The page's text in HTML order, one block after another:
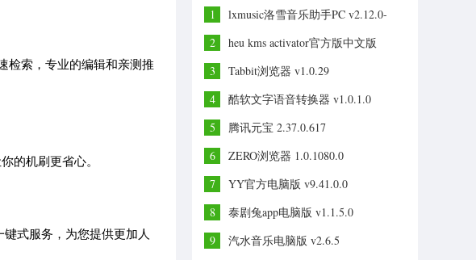
检索，专业的编辑和亲测推
的机刷更省心。
式服务，为您提供更加人
1
lxmusic洛雪音乐助手PC v2.12.0-
2
heu kms activator官方版中文版
3
Tabbit浏览器 v1.0.29
4
酷软文字语音转换器 v1.0.1.0
5
腾讯元宝 2.37.0.617
6
ZERO浏览器 1.0.1080.0
7
YY官方电脑版 v9.41.0.0
8
泰剧兔app电脑版 v1.1.5.0
9
汽水音乐电脑版 v2.6.5